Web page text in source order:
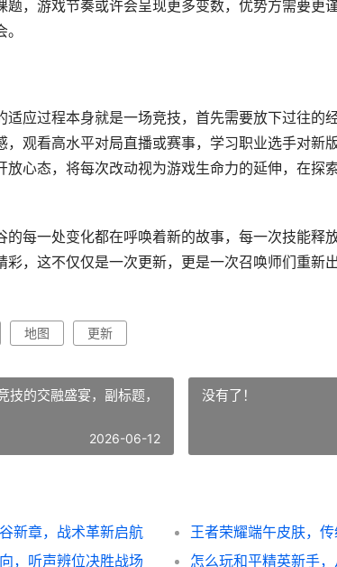
题，游戏节奏或许会呈现更多变数，优势方需要更
适应过程本身就是一场竞技，首先需要放下过往的
，观看高水平对局直播或赛事，学习职业选手对新
放心态，将每次改动视为游戏生命力的延伸，在探
的每一处变化都在呼唤着新的故事，每一次技能释
，这不仅仅是一次更新，更是一次召唤师们重新
地图 更新
的交融盛宴，副标题，
2026-06-12
没有了！
新章，战术革新启航
，听声辨位决胜战场
怎么玩和平精英新手